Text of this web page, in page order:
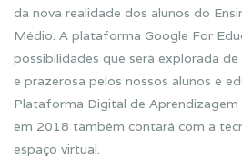
da nova realidade dos alunos do
Médio. A plataforma Google For
possibilidades que será explorada
e prazerosa pelos nossos alunos e
Plataforma Digital de Aprendizagem
em 2018 também contará com a
espaço virtual.